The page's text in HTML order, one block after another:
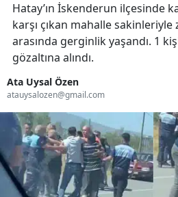
Hatay’ın İskenderun ilçesinde
karşı çıkan mahalle sakinleriyle
arasında gerginlik yaşandı. 1
gözaltına alındı.
Ata Uysal Özen
atauysalozen@gmail.com